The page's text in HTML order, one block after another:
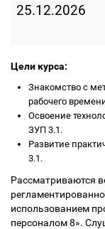
25.12.2026
Цели курса:
Знакомство с
рабочего
Освоение
ЗУП 3.1.
Развитие
3.1.
Рассматриваются
использованием
персоналом 8».